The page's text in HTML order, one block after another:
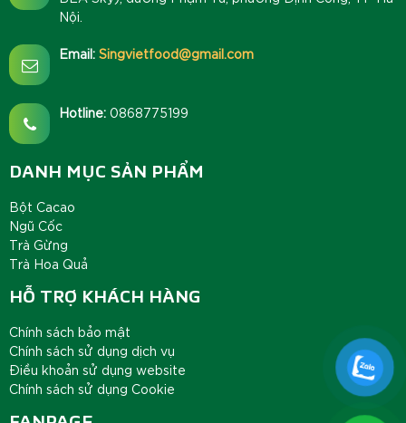
Nội.
Email: Singvietfood@gmail.com
Hotline: 0868775199
DANH MỤC SẢN PHẨM
Bột Cacao
Ngũ Cốc
Trà Gừng
Trà Hoa Quả
HỖ TRỢ KHÁCH HÀNG
Chính sách bảo mật
Chính sách sử dụng dịch vụ
Điều khoản sử dụng website
Chính sách sử dụng Cookie